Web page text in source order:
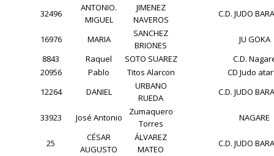
32496
ANTONIO.
MIGUEL
JIMENEZ
NAVEROS
C.D. JUDO
16976 MARIA
SANCHEZ
BRIONES
JU GOKA
8843
Raquel SOTO SUAREZ
C.D.
20956
Pablo Titos Alarcon
CD Judo
12264
DANIEL
URBANO
RUEDA
C.D. JUDO
33923 José Antonio
Zumaquero
Torres
NAGARE
25
CÉSAR
AUGUSTO
ÁLVAREZ
MATEO
C.D. JUDO